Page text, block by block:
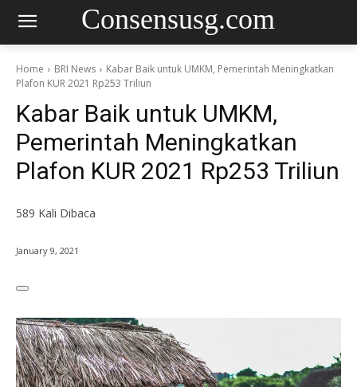
Consensusg.com
Home BRI News
Kabar Baik untuk UMKM, Pemerintah Meningkatkan
Plafon KUR 2021 Rp253 Triliun
Kabar Baik untuk UMKM,
Pemerintah Meningkatkan
Plafon KUR 2021 Rp253 Triliun
589 Kali Dibaca
January 9, 2021